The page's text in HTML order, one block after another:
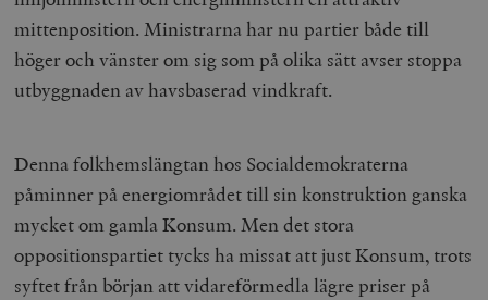
mittenposition. Ministrarna har nu partier både till
höger och vänster om sig som på olika sätt avser stoppa
utbyggnaden av havsbaserad vindkraft.
Denna folkhemslängtan hos Socialdemokraterna
påminner på energiområdet till sin konstruktion ganska
mycket om gamla Konsum. Men det stora
oppositionspartiet tycks ha missat att just Konsum, trots
syftet från början att vidareförmedla lägre priser på
woocommerce_items_in_cart
Automattic
Inc.
timbro.se
__cf_bm
Cloudflare
.myfonts.net